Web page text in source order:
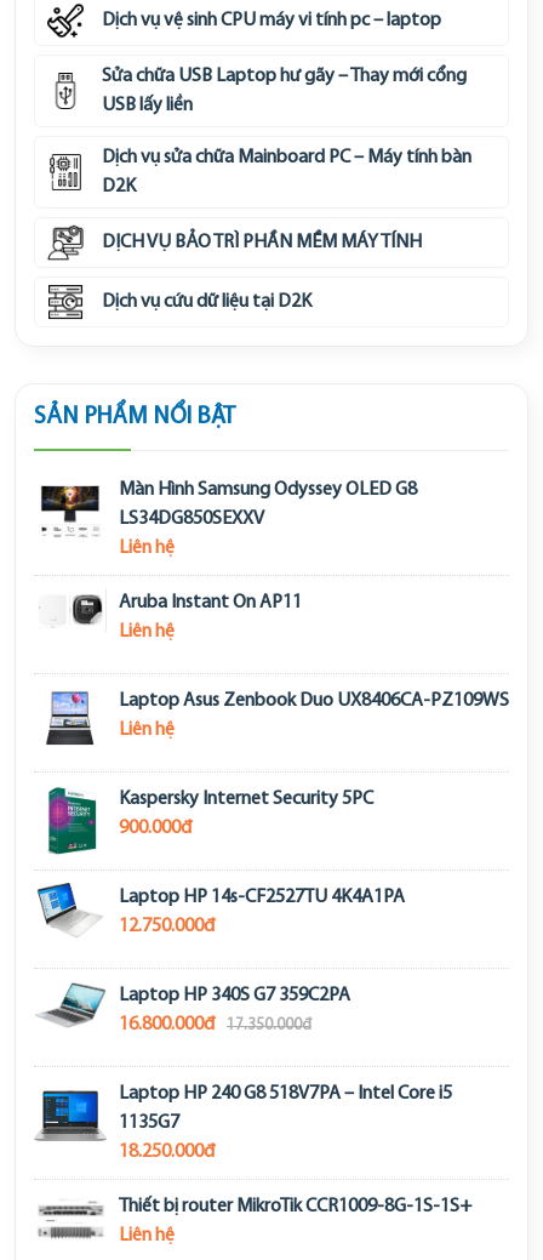
Dịch vụ vệ sinh CPU máy vi tính pc – laptop
Sửa chữa USB Laptop hư gãy – Thay mới cổng
USB lấy liền
Dịch vụ sửa chữa Mainboard PC – Máy tính bàn
D2K
DỊCH VỤ BẢO TRÌ PHẦN MỀM MÁY TÍNH
Dịch vụ cứu dữ liệu tại D2K
SẢN PHẨM NỔI BẬT
Màn Hình Samsung Odyssey OLED G8
LS34DG850SEXXV
Liên hệ
Aruba Instant On AP11
Liên hệ
Laptop Asus Zenbook Duo UX8406CA-PZ109WS
Liên hệ
Kaspersky Internet Security 5PC
900.000đ
Laptop HP 14s-CF2527TU 4K4A1PA
12.750.000đ
Laptop HP 340S G7 359C2PA
16.800.000đ
17.350.000đ
Laptop HP 240 G8 518V7PA – Intel Core i5
1135G7
18.250.000đ
Thiết bị router MikroTik CCR1009-8G-1S-1S+
Liên hệ